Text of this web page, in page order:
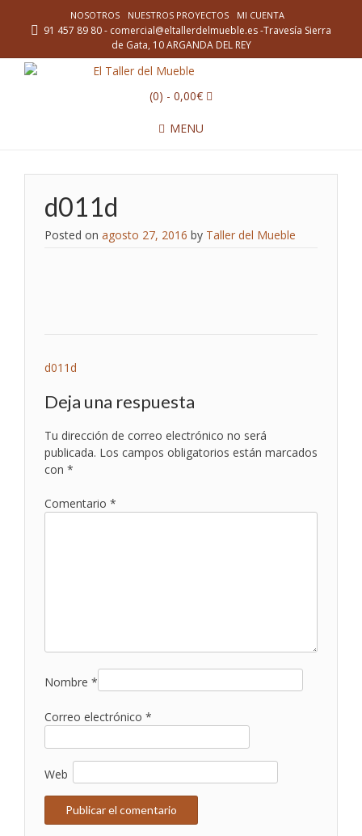
NOSOTROS NUESTROS PROYECTOS MI CUENTA
91 457 89 80 - comercial@eltallerdelmueble.es -Travesía Sierra
de Gata, 10 ARGANDA DEL REY
(0) - 0,00€
MENU
d011d
Posted on agosto 27, 2016 by Taller del Mueble
Navegación
de
entradas
d011d
Deja una respuesta
Tu dirección de correo electrónico no será
publicada. Los campos obligatorios están marcados
con *
Comentario *
Nombre *
Correo electrónico *
Web